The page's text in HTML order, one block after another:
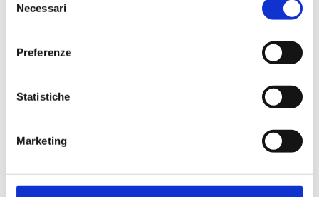
delNecessari
Preferenze
Statistiche
Marketing